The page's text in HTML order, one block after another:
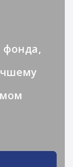
фонда,